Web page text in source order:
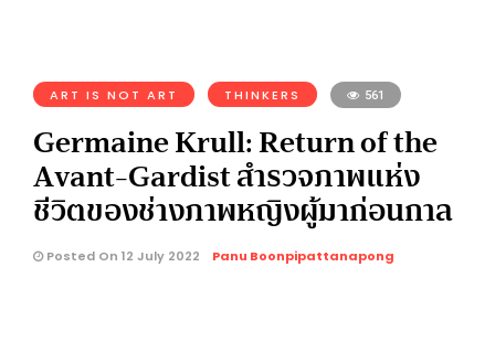
ART IS NOT ART THINKERS 561
Germaine Krull: Return of the
Avant-Gardist สำรวจภาพแห่ง
ชีวิตของช่างภาพหญิงผู้มาก่อนกาล
Posted On 12 July 2022 Panu Boonpipattanapong